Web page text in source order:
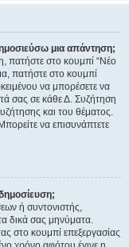
μια απάντηση;
πατήστε στο κουμπί “Νέο
πατήστε στο κουμπί
να μπορέσετε να
σας σε κάθε Δ. Συζήτηση
και του θέματος.
να επισυνάπτετε
ή συντονιστής,
δικά σας μηνύματα.
στο κουμπί επεξεργασίας